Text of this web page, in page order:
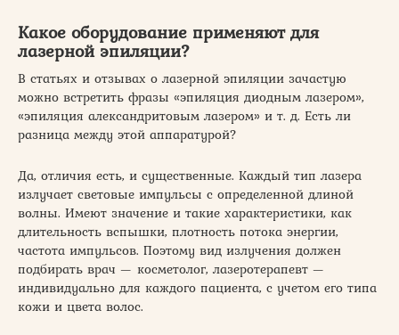
Какое оборудование применяют для
лазерной эпиляции?
В статьях и отзывах о лазерной эпиляции зачастую
можно встретить фразы «эпиляция диодным лазером»,
«эпиляция александритовым лазером» и т. д. Есть ли
разница между этой аппаратурой?
Да, отличия есть, и существенные. Каждый тип лазера
излучает световые импульсы с определенной длиной
волны. Имеют значение и такие характеристики, как
длительность вспышки, плотность потока энергии,
частота импульсов. Поэтому вид излучения должен
подбирать врач — косметолог, лазеротерапевт —
индивидуально для каждого пациента, с учетом его типа
кожи и цвета волос.